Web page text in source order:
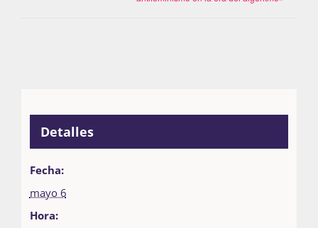
Detalles
Fecha:
mayo 6
Hora: